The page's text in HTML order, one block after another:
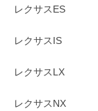
レクサスES
レクサスIS
レクサスLX
レクサスNX